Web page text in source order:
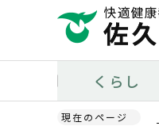
ー
の
くらし
現在のページ